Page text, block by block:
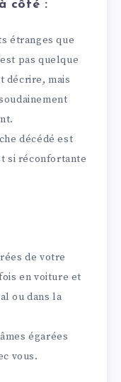
côté :
étranges que
pas quelque
décrire, mais
décédé est
si réconfortante
de votre
en voiture et
ou dans la
égarées
vous.